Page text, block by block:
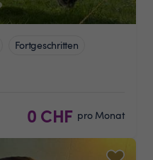
Fortgeschritten
0 CHF pro Monat